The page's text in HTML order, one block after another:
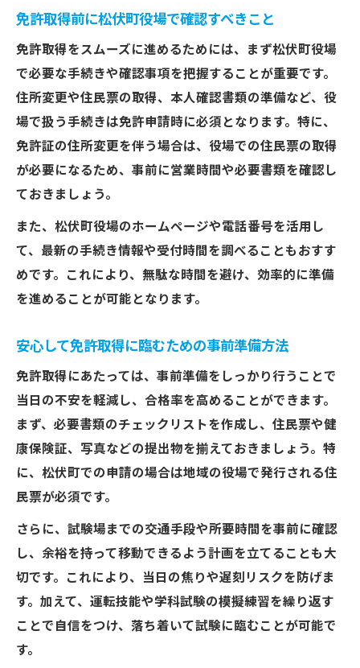
免許取得前に松伏町役場で確認すべきこと
免許取得をスムーズに進めるためには、まず松伏町役場
で必要な手続きや確認事項を把握することが重要です。
住所変更や住民票の取得、本人確認書類の準備など、役
場で扱う手続きは免許申請時に必須となります。特に、
免許証の住所変更を伴う場合は、役場での住民票の取得
が必要になるため、事前に営業時間や必要書類を確認し
ておきましょう。
また、松伏町役場のホームページや電話番号を活用し
て、最新の手続き情報や受付時間を調べることもおすす
めです。これにより、無駄な時間を避け、効率的に準備
を進めることが可能となります。
安心して免許取得に臨むための事前準備方法
免許取得にあたっては、事前準備をしっかり行うことで
当日の不安を軽減し、合格率を高めることができます。
まず、必要書類のチェックリストを作成し、住民票や健
康保険証、写真などの提出物を揃えておきましょう。特
に、松伏町での申請の場合は地域の役場で発行される住
民票が必須です。
さらに、試験場までの交通手段や所要時間を事前に確認
し、余裕を持って移動できるよう計画を立てることも大
切です。これにより、当日の焦りや遅刻リスクを防げま
す。加えて、運転技能や学科試験の模擬練習を繰り返す
ことで自信をつけ、落ち着いて試験に臨むことが可能で
す。